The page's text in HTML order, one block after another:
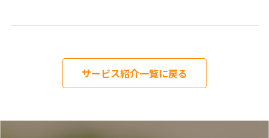
サービス紹介一覧に戻る